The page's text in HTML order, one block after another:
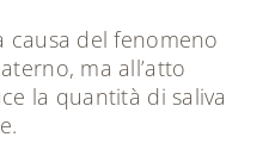
causa del fenomeno
ma all’atto
la quantità di saliva